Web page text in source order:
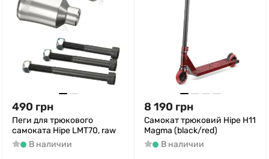
490 грн
Пеги для трюкового
самоката Hipe LMT70, raw
В наличии
8 190 грн
Самокат трюковий Hipe H11
Magma (black/red)
В наличии